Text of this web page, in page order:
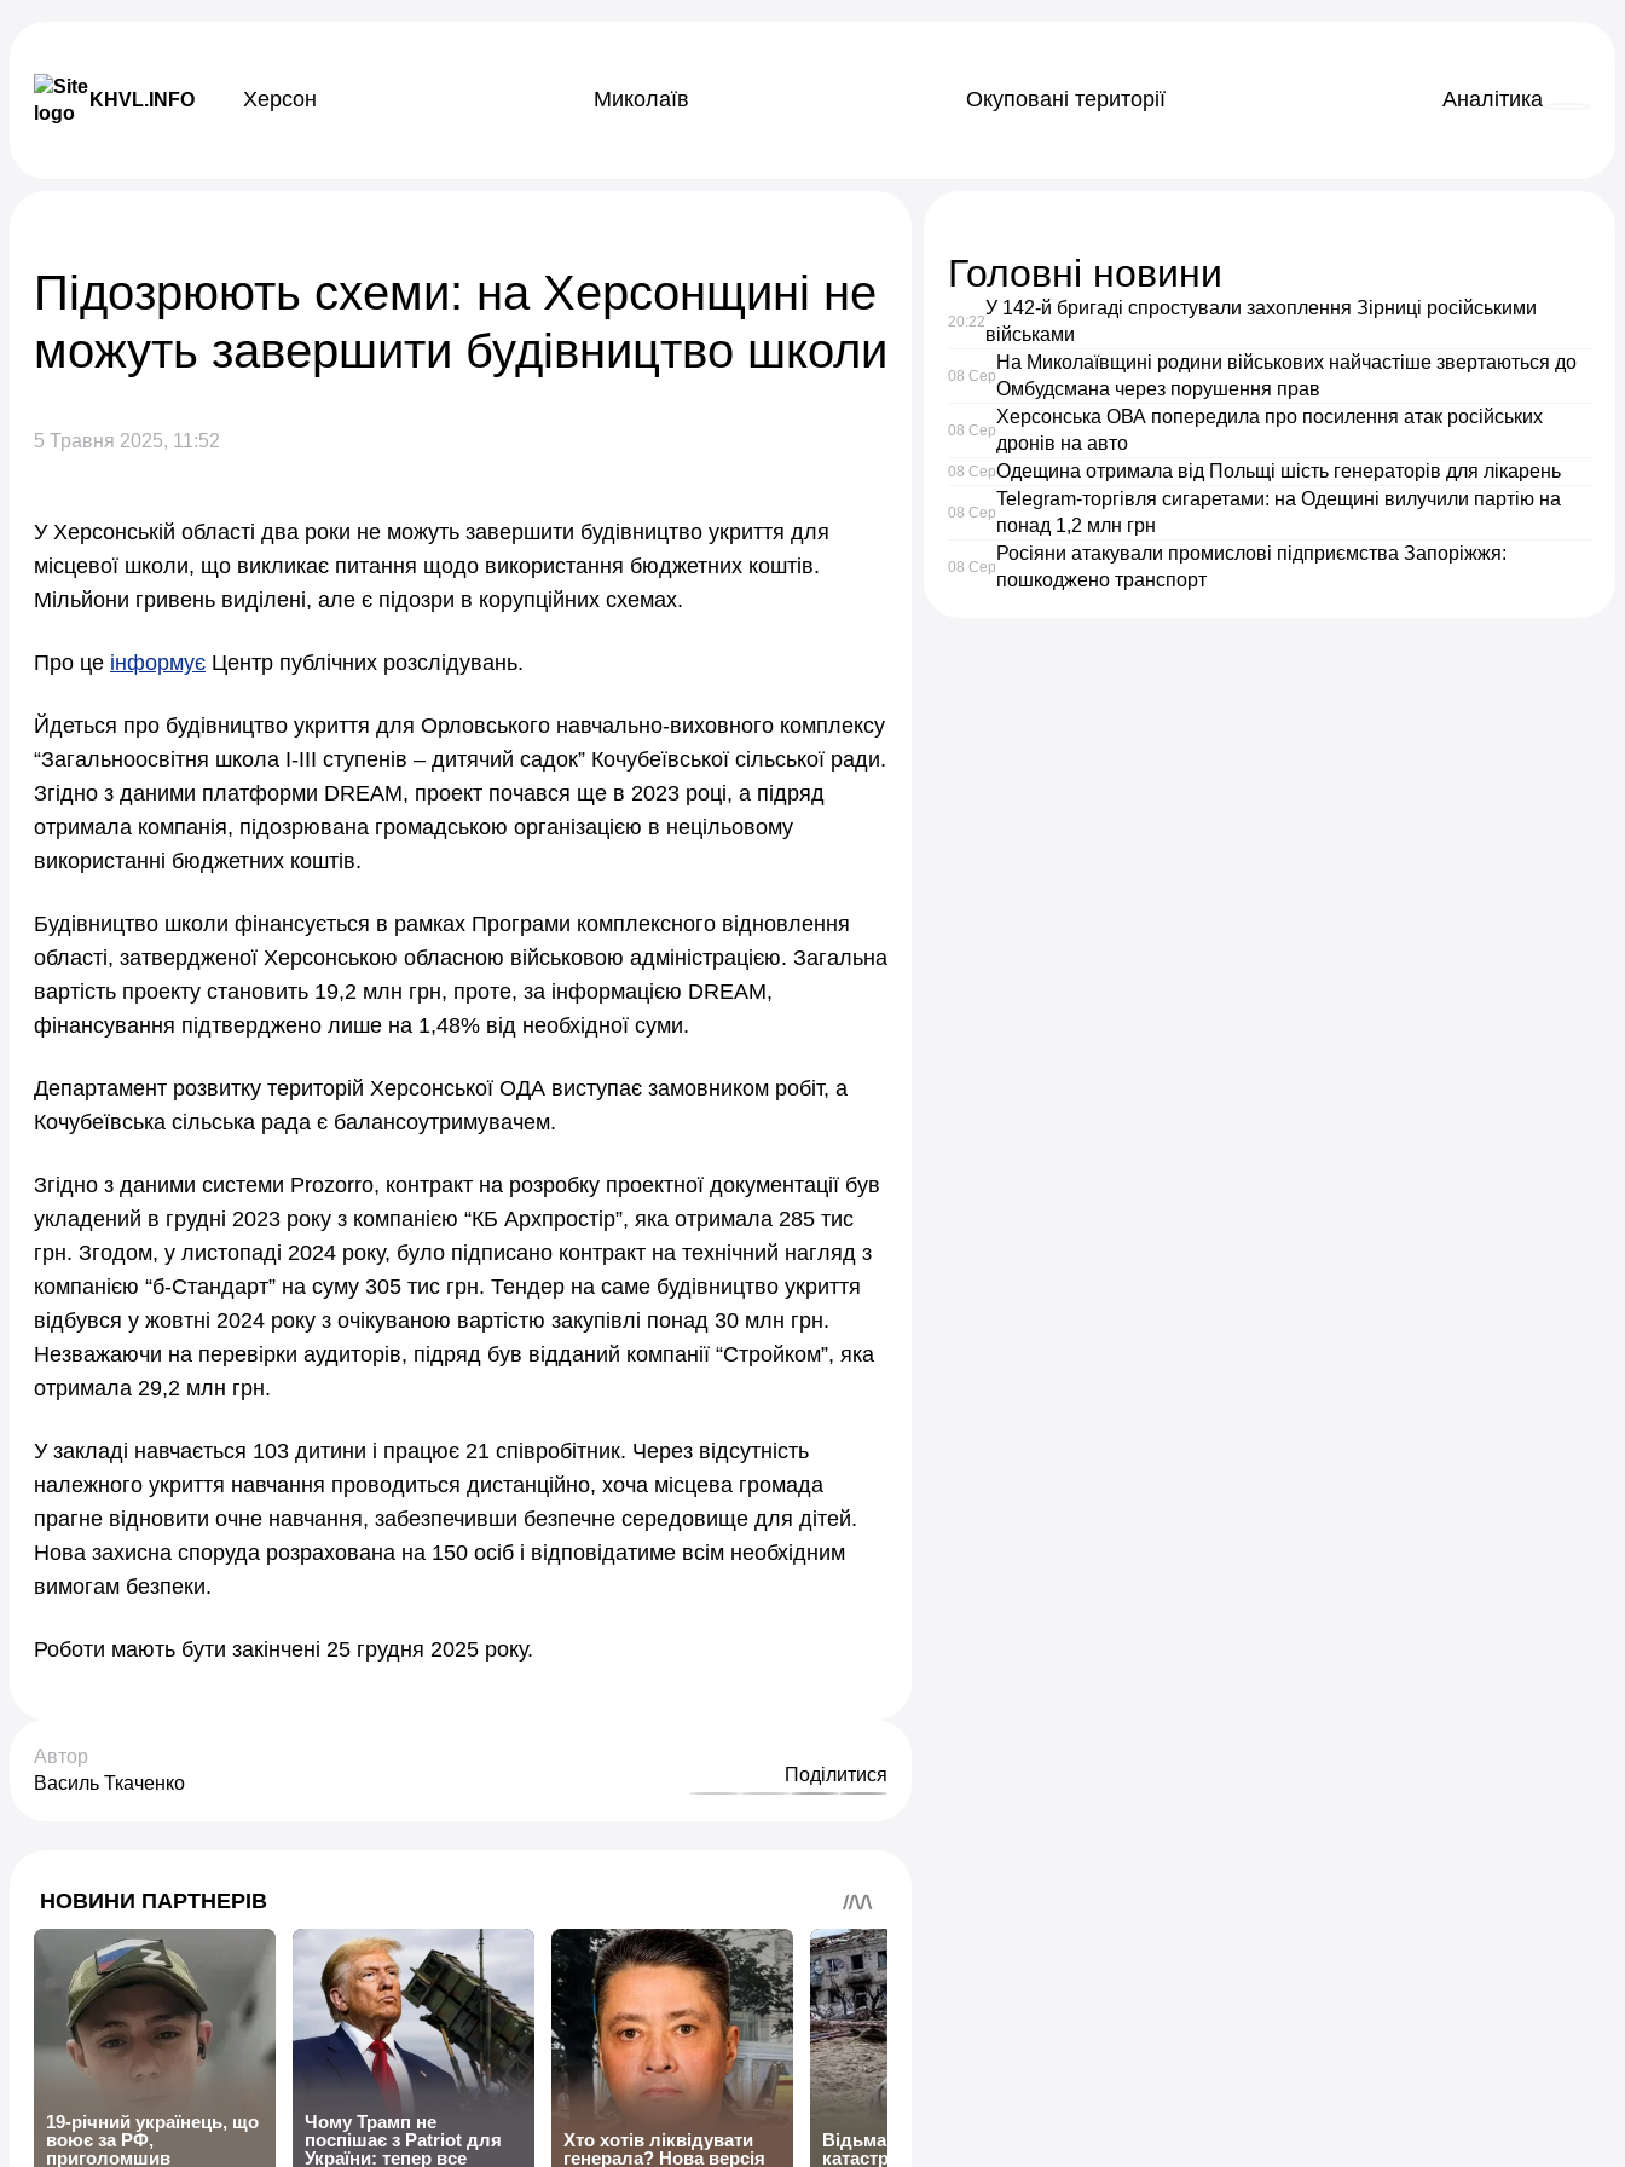
KHVL.INFO Херсон Миколаїв Окуповані території Аналітика
Підозрюють схеми: на Херсонщині не
можуть завершити будівництво школи
5 Травня 2025, 11:52
У Херсонській області два роки не можуть завершити будівництво укриття для
місцевої школи, що викликає питання щодо використання бюджетних коштів.
Мільйони гривень виділені, але є підозри в корупційних схемах.
Про це інформує Центр публічних розслідувань.
Йдеться про будівництво укриття для Орловського навчально-виховного комплексу
“Загальноосвітня школа І-ІІІ ступенів – дитячий садок” Кочубеївської сільської ради.
Згідно з даними платформи DREAM, проект почався ще в 2023 році, а підряд
отримала компанія, підозрювана громадською організацією в нецільовому
використанні бюджетних коштів.
Будівництво школи фінансується в рамках Програми комплексного відновлення
області, затвердженої Херсонською обласною військовою адміністрацією. Загальна
вартість проекту становить 19,2 млн грн, проте, за інформацією DREAM,
фінансування підтверджено лише на 1,48% від необхідної суми.
Департамент розвитку територій Херсонської ОДА виступає замовником робіт, а
Кочубеївська сільська рада є балансоутримувачем.
Згідно з даними системи Prozorro, контракт на розробку проектної документації був
укладений в грудні 2023 року з компанією “КБ Архпростір”, яка отримала 285 тис
грн. Згодом, у листопаді 2024 року, було підписано контракт на технічний нагляд з
компанією “б-Стандарт” на суму 305 тис грн. Тендер на саме будівництво укриття
відбувся у жовтні 2024 року з очікуваною вартістю закупівлі понад 30 млн грн.
Незважаючи на перевірки аудиторів, підряд був відданий компанії “Стройком”, яка
отримала 29,2 млн грн.
У закладі навчається 103 дитини і працює 21 співробітник. Через відсутність
належного укриття навчання проводиться дистанційно, хоча місцева громада
прагне відновити очне навчання, забезпечивши безпечне середовище для дітей.
Нова захисна споруда розрахована на 150 осіб і відповідатиме всім необхідним
вимогам безпеки.
Роботи мають бути закінчені 25 грудня 2025 року.
Автор
Василь Ткаченко
Поділитися
Головні новини
20:22
У 142-й бригаді спростували захоплення Зірниці російськими
військами
08 Сер
На Миколаївщині родини військових найчастіше звертаються до
Омбудсмана через порушення прав
08 Сер
Херсонська ОВА попередила про посилення атак російських
дронів на авто
08 СерОдещина отримала від Польщі шість генераторів для лікарень
08 Сер
Telegram-торгівля сигаретами: на Одещині вилучили партію на
понад 1,2 млн грн
08 Сер
Росіяни атакували промислові підприємства Запоріжжя:
пошкоджено транспорт